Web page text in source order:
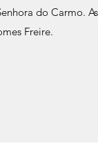
do Carmo.
Freire.